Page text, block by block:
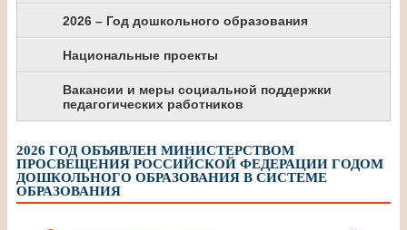
2026 – Год дошкольного образования
Национальные проекты
Вакансии и меры социальной поддержки
педагогических работников
2026 ГОД ОБЪЯВЛЕН МИНИСТЕРСТВОМ
ПРОСВЕЩЕНИЯ РОССИЙСКОЙ ФЕДЕРАЦИИ ГОДОМ
ДОШКОЛЬНОГО ОБРАЗОВАНИЯ В СИСТЕМЕ
ОБРАЗОВАНИЯ